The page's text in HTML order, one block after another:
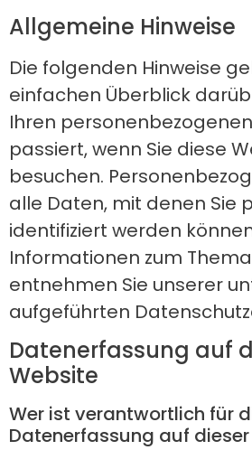
Allgemeine Hinweise
Die folgenden Hinweise
einfachen Überblick
Ihren
passiert, wenn Sie diese
besuchen.
alle Daten, mit denen Sie
identifiziert werden
Informationen zum
entnehmen Sie unserer
aufgeführten
Datenerfassung auf
Website
Wer ist verantwortlich für
Datenerfassung auf